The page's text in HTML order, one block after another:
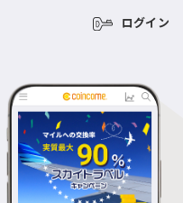
ログイン